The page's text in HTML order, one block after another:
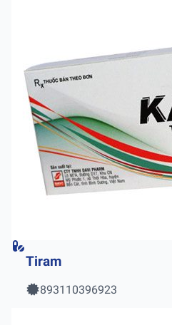
Tiram
893110396923